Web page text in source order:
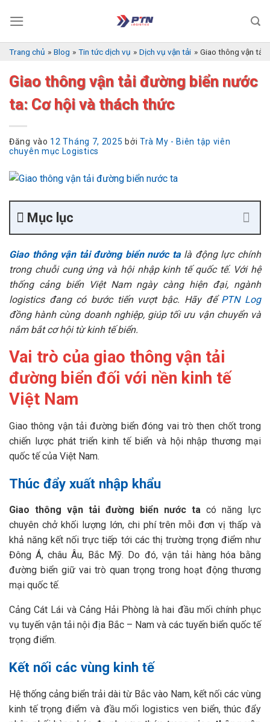
qua
dungTrang chủ » Blog » Tin tức dịch vụ » Dịch vụ vận tải » Giao thông vận tải
Giao thông vận tải đường biển nước
ta: Cơ hội và thách thức
Đăng vào 12 Tháng 7, 2025 bởiTrà My - Biên tập viên
chuyên mục Logistics
Mục lục
Giao thông vận tải đường biển nước talà động lực chính
trong chuỗi cung ứng và hội nhập kinh tế quốc tế. Với hệ
thống cảng biển Việt Nam ngày càng hiện đại, ngành
logistics đang có bước tiến vượt bậc. Hãy để PTN Log
đồng hành cùng doanh nghiệp, giúp tối ưu vận chuyển và
nắm bắt cơ hội từ kinh tế biển.
Vai trò của giao thông vận tải
đường biển đối với nền kinh tế
Việt Nam
Giao thông vận tải đường biển đóng vai trò then chốt trong
chiến lược phát triển kinh tế biển và hội nhập thương mại
quốc tế của Việt Nam.
Thúc đẩy xuất nhập khẩu
Giao thông vận tải đường biển nước ta có năng lực
chuyên chở khối lượng lớn, chi phí trên mỗi đơn vị thấp và
khả năng kết nối trực tiếp tới các thị trường trọng điểm như
Đông Á, châu Âu, Bắc Mỹ. Do đó, vận tải hàng hóa bằng
đường biển giữ vai trò quan trọng trong hoạt động thương
mại quốc tế.
Cảng Cát Lái và Cảng Hải Phòng là hai đầu mối chính phục
vụ tuyến vận tải nội địa Bắc – Nam và các tuyến biển quốc tế
trọng điểm.
Kết nối các vùng kinh tế
Hệ thống cảng biển trải dài từ Bắc vào Nam, kết nối các vùng
kinh tế trọng điểm và đầu mối logistics ven biển, thúc đẩy